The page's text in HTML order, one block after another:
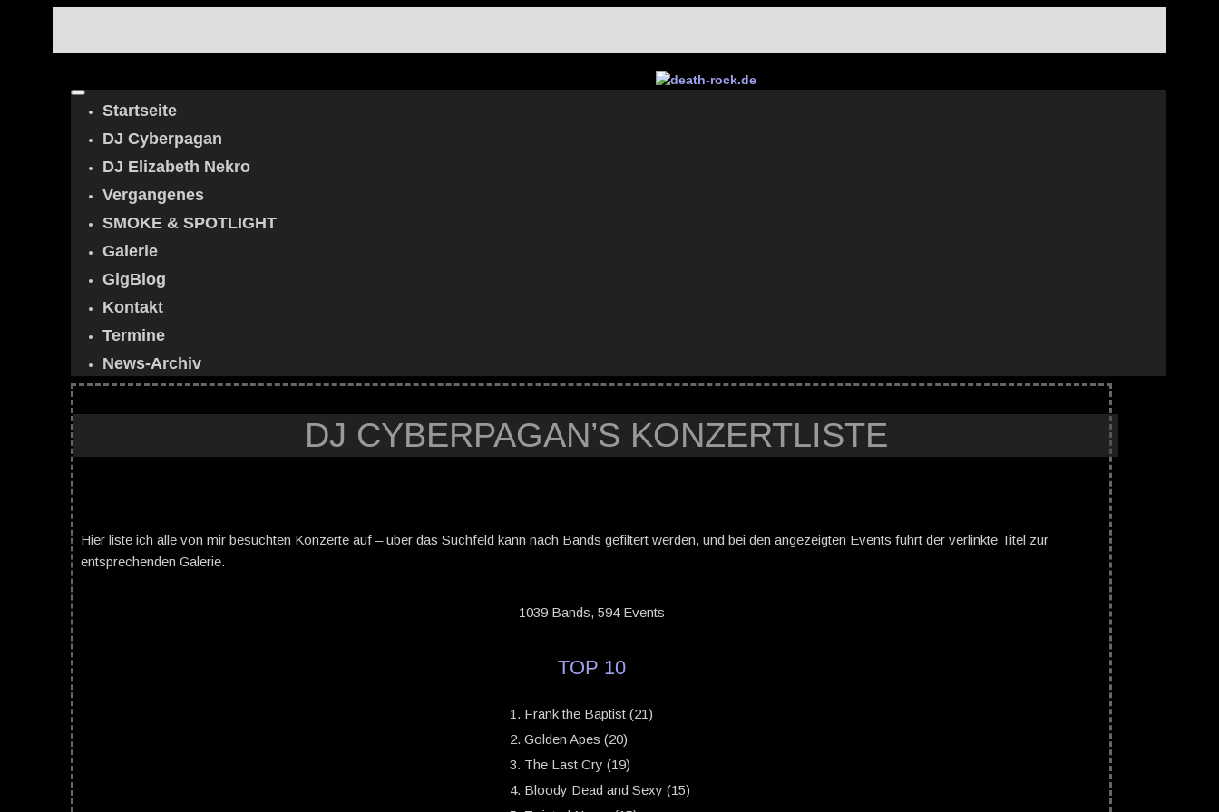
Startseite
DJ Cyberpagan
DJ Elizabeth Nekro
Vergangenes
SMOKE & SPOTLIGHT
Galerie
GigBlog
Kontakt
Termine
News-Archiv
DJ CYBERPAGAN’S KONZERTLISTE
Hier liste ich alle von mir besuchten Konzerte auf – über das Suchfeld kann nach Bands gefiltert werden, und bei den angezeigten Events führt der verlinkte Titel zur
entsprechenden Galerie.
1039 Bands, 594 Events
TOP 10
Frank the Baptist (21)
Golden Apes (20)
The Last Cry (19)
Bloody Dead and Sexy (15)